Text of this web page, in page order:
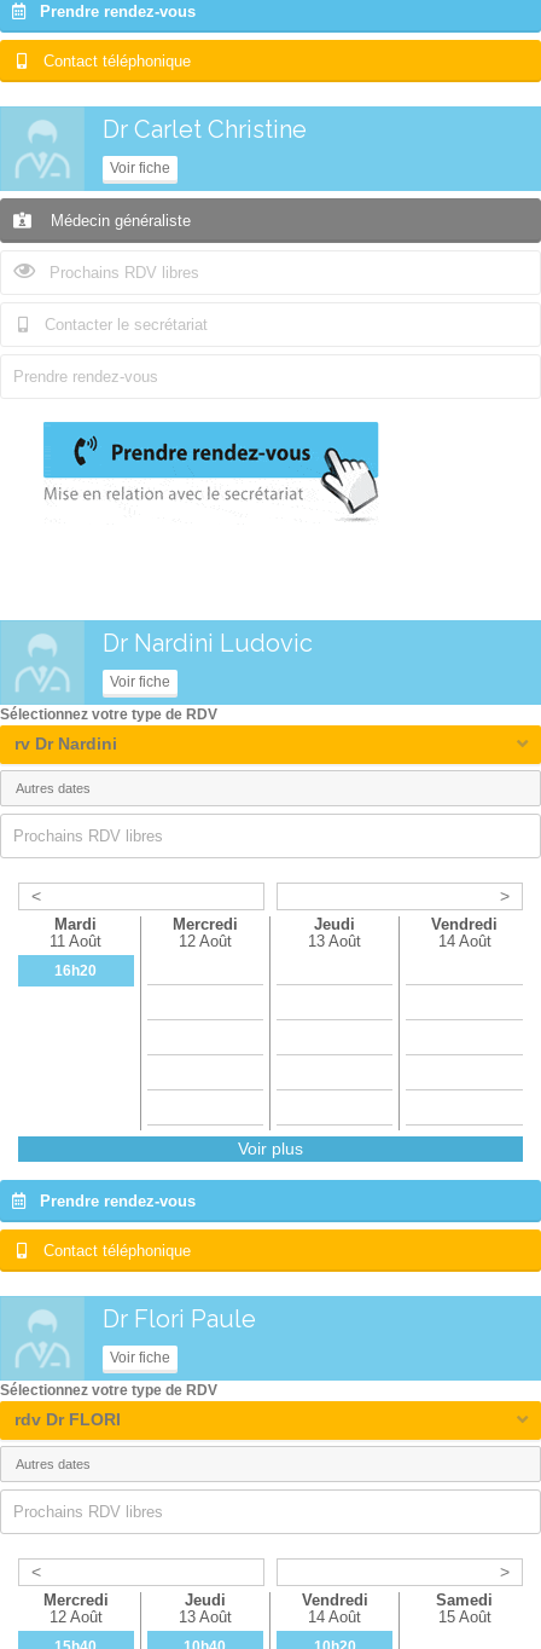
18h15 18h15
Prendre rendez-vous
Contact téléphonique
Dr Carlet Christine
Voir fiche
Médecin généraliste
Prochains RDV libres
Contacter le secrétariat
Prendre rendez-vous
Dr Nardini Ludovic
Voir fiche
< >
Mardi
11 Août
16h20
Mercredi
12 Août
Jeudi
13 Août
Vendredi
14 Août
Voir plus
Prendre rendez-vous
Contact téléphonique
Sélectionnez votre type de RDV
rv Dr Nardini
Prochains RDV libres
Dr Flori Paule
Voir fiche
< >
Mercredi
12 Août
Jeudi
13 Août
Vendredi
14 Août
Samedi
15 Août
Sélectionnez votre type de RDV
rdv Dr FLORI
Prochains RDV libres